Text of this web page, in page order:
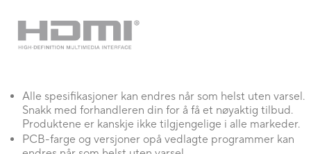
Alle spesifikasjoner kan endres når som helst uten varsel.
Snakk med forhandleren din for å få et nøyaktig tilbud.
Produktene er kanskje ikke tilgjengelige i alle markeder.
PCB-farge og versjoner opå vedlagte programmer kan